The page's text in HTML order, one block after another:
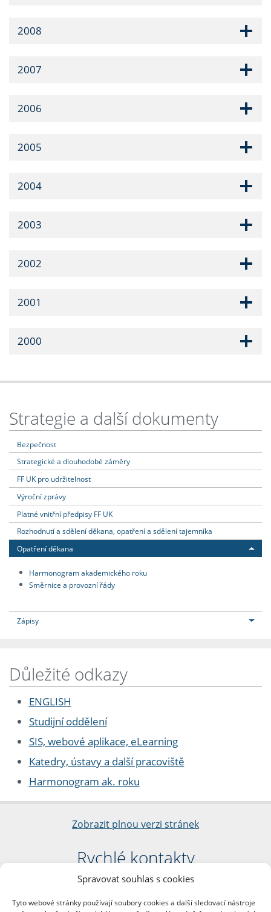
Spravovat souhlas s cookies
Tyto webové stránky používají soubory cookies a další sledovací nástroje
2008
2007
2006
2005
2004
2003
2002
2001
2000
Strategie a další dokumenty
Bezpečnost
Strategické a dlouhodobé záměry
FF UK pro udržitelnost
Výroční zprávy
Platné vnitřní předpisy FF UK
Rozhodnutí a sdělení děkana, opatření a sdělení tajemníka
Opatření děkana
Harmonogram akademického roku
Směrnice a provozní řády
Zápisy
Důležité odkazy
ENGLISH
Studijní oddělení
SIS, webové aplikace, eLearning
Katedry, ústavy a další pracoviště
Harmonogram ak. roku
Zobrazit plnou verzi stránek
Rychlé kontakty
Filozofická fakulta
nám. Jana Palacha 1/2